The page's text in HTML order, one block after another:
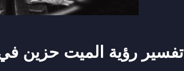
تفسير رؤية الميت حزين في